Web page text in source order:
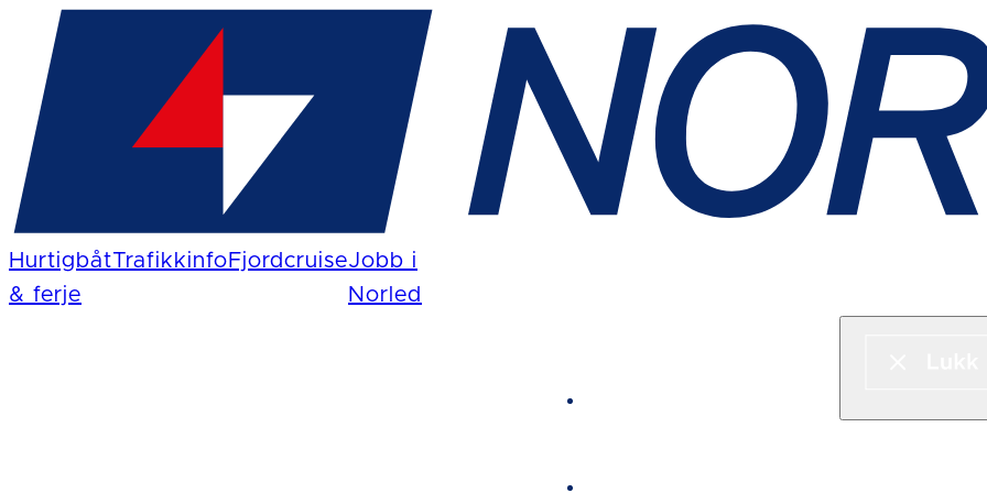
Hurtigbåt
& ferje
Trafikkinfo FjordcruiseJobb i
Norled